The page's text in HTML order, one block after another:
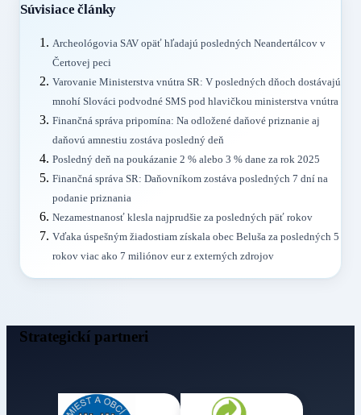
Súvisiace články
Archeológovia SAV opäť hľadajú posledných Neandertálcov v
Čertovej peci
Varovanie Ministerstva vnútra SR: V posledných dňoch dostávajú
mnohí Slováci podvodné SMS pod hlavičkou ministerstva vnútra
Finančná správa pripomína: Na odložené daňové priznanie aj
daňovú amnestiu zostáva posledný deň
Posledný deň na poukázanie 2 % alebo 3 % dane za rok 2025
Finančná správa SR: Daňovníkom zostáva posledných 7 dní na
podanie priznania
Nezamestnanosť klesla najprudšie za posledných päť rokov
Vďaka úspešným žiadostiam získala obec Beluša za posledných 5
rokov viac ako 7 miliónov eur z externých zdrojov
Strategickí partneri